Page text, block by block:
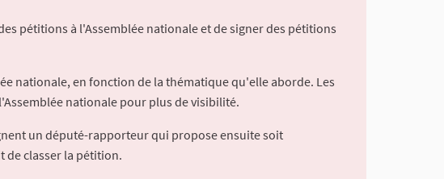
pétitions à l'Assemblée nationale et de signer des pétitions
nationale, en fonction de la thématique qu'elle aborde. Les
nationale pour plus de visibilité.
un député-rapporteur qui propose ensuite soit
classer la pétition.